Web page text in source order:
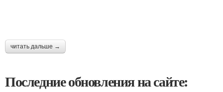
читать дальше →
Последние обновления на сайте: